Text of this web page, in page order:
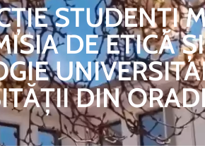
STUDENȚI
DE ETICĂ ȘI
DIN